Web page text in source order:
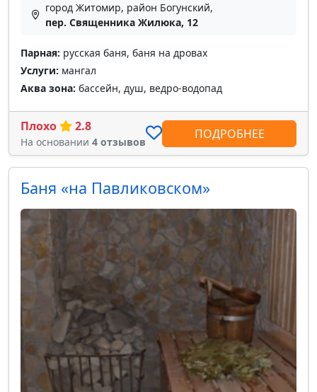
город Житомир, район Богунский,
пер. Священника Жилюка, 12
Парная: русская баня, баня на дровах
Услуги: мангал
Аква зона: бассейн, душ, ведро-водопад
Плохо 2.8
На основании 4 отзывов
ПОДРОБНЕЕ
Баня «на Павликовском»